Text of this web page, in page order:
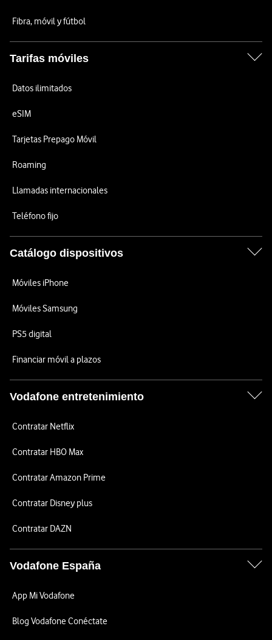
Fibra, móvil y fútbol
Tarifas móviles
Datos ilimitados
eSIM
Tarjetas Prepago Móvil
Roaming
Llamadas internacionales
Teléfono fijo
Catálogo dispositivos
Móviles iPhone
Móviles Samsung
PS5 digital
Financiar móvil a plazos
Vodafone entretenimiento
Contratar Netflix
Contratar HBO Max
Contratar Amazon Prime
Contratar Disney plus
Contratar DAZN
Vodafone España
App Mi Vodafone
Blog Vodafone Conéctate